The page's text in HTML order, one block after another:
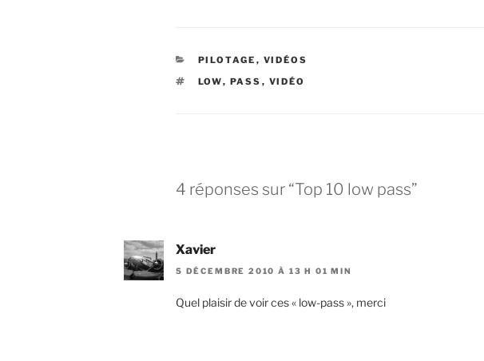
CATÉGORIES
PILOTAGE , VIDÉOS
ÉTIQUETTES
LOW, PASS , VIDÉO
4 réponses sur “Top 10 low pass”
Xavier
5 DÉCEMBRE 2010 À 13 H 01 MIN
Quel plaisir de voir ces « low-pass », merci